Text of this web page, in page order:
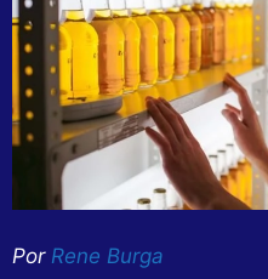
Por Rene Burga